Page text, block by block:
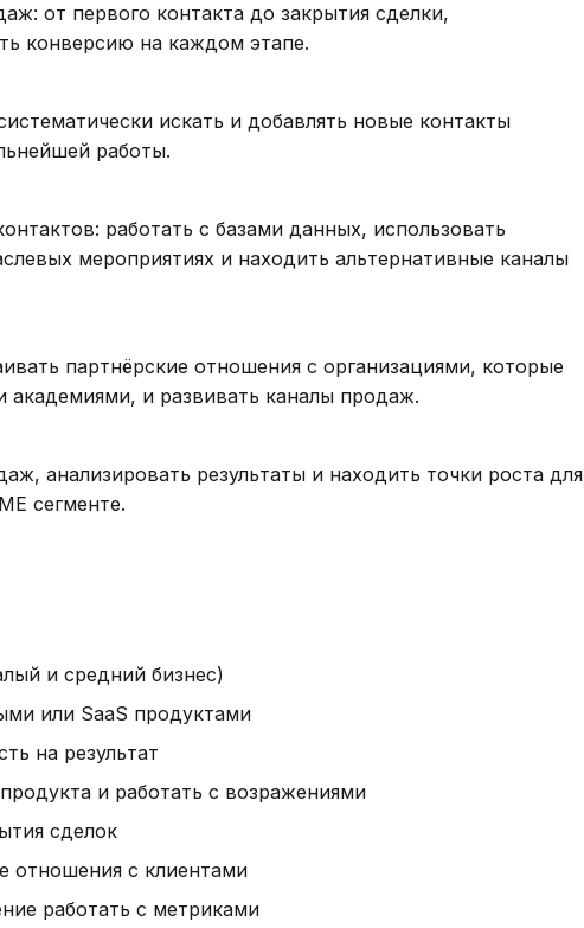
от первого контакта до закрытия сделки,
конверсию на каждом этапе.
искать и добавлять новые контакты
работы.
работать с базами данных, использовать
мероприятиях и находить альтернативные каналы
партнёрские отношения с организациями, которые
и развивать каналы продаж.
анализировать результаты и находить точки роста для
сегменте.
и средний бизнес)
или SaaS продуктами
на результат
и работать с возражениями
сделок
отношения с клиентами
работать с метриками